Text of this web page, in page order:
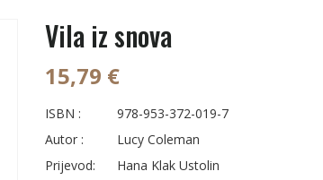
Vila iz snova
15,79 €
ISBN :
978-953-372-019-7
Autor :
Lucy Coleman
Prijevod:
Hana Klak Ustolin